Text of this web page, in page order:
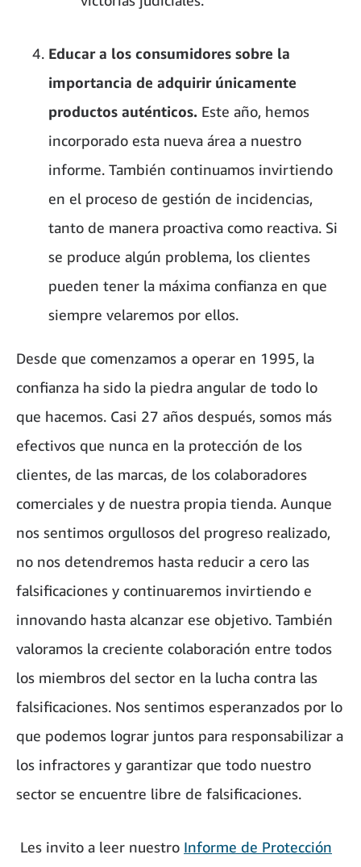
Educar a los consumidores sobre la
importancia de adquirir únicamente
productos auténticos. Este año, hemos
incorporado esta nueva área a nuestro
informe. También continuamos invirtiendo
en el proceso de gestión de incidencias,
tanto de manera proactiva como reactiva. Si
se produce algún problema, los clientes
pueden tener la máxima confianza en que
siempre velaremos por ellos.
Desde que comenzamos a operar en 1995, la
confianza ha sido la piedra angular de todo lo
que hacemos. Casi 27 años después, somos más
efectivos que nunca en la protección de los
clientes, de las marcas, de los colaboradores
comerciales y de nuestra propia tienda. Aunque
nos sentimos orgullosos del progreso realizado,
no nos detendremos hasta reducir a cero las
falsificaciones y continuaremos invirtiendo e
innovando hasta alcanzar ese objetivo. También
valoramos la creciente colaboración entre todos
los miembros del sector en la lucha contra las
falsificaciones. Nos sentimos esperanzados por lo
que podemos lograr juntos para responsabilizar a
los infractores y garantizar que todo nuestro
sector se encuentre libre de falsificaciones.
Les invito a leer nuestro Informe de Protección